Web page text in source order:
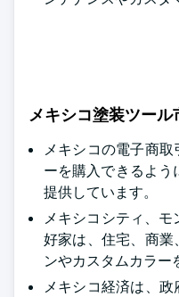
メキシコ塗装ツール
メキシコの電子商
ーを購入できるよ
提供しています。
メキシコシティ、
好家は、住宅、商
ンやカスタムカラー
メキシコ経済は、